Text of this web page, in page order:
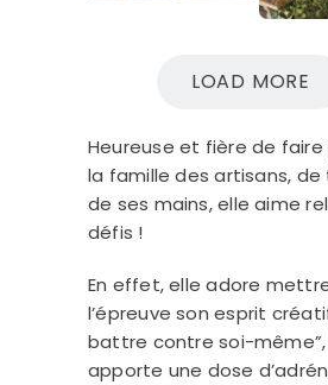
LOAD MORE
Heureuse et fière de
la famille des artisans, de
de ses mains, elle aime
défis !
En effet, elle adore
l’épreuve son esprit
battre contre soi-même”,
apporte une dose